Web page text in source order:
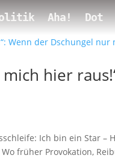
Aha! Dot
hier
Ich bin ein Star
früher Provokation,